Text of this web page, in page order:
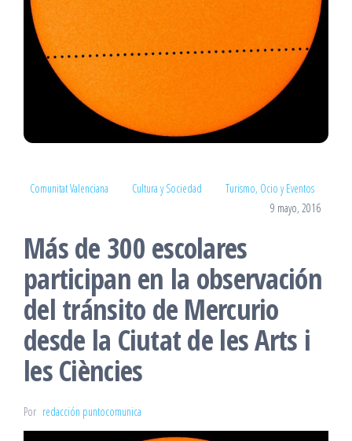
Comunitat Valenciana Cultura y Sociedad
Turismo, Ocio y Eventos
9 mayo, 2016
Más de 300 escolares
participan en la observación
del tránsito de Mercurio
desde la Ciutat de les Arts i
les Ciències
Por redacción puntocomunica